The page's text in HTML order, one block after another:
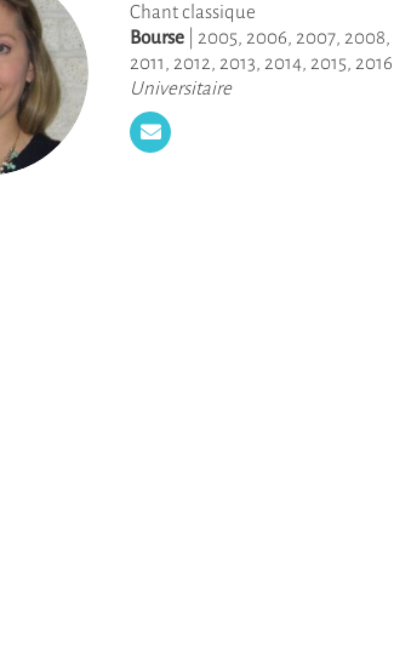
Chant classique
Bourse
2005 2006 2007 2008
2011 2012 2013 2014 2015 2016
Universitaire